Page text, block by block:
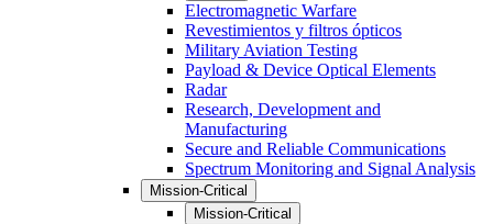
Electromagnetic Warfare
Revestimientos y filtros ópticos
Military Aviation Testing
Payload & Device Optical Elements
Radar
Research, Development and
Manufacturing
Secure and Reliable Communications
Spectrum Monitoring and Signal Analysis
Mission-Critical
Mission-Critical